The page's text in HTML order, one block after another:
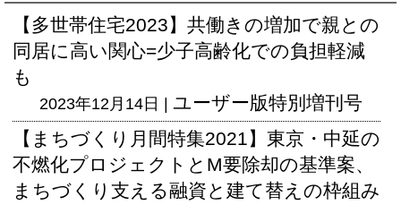
【多世帯住宅2023】共働きの増加で親との
同居に高い関心=少子高齢化での負担軽減
も
2023年12月14日 | ユーザー版特別増刊号
【まちづくり月間特集2021】東京・中延の
不燃化プロジェクトとM要除却の基準案、
まちづくり支える融資と建て替えの枠組み